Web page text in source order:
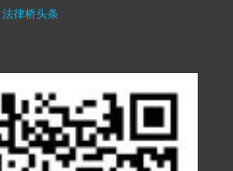
法律桥头条